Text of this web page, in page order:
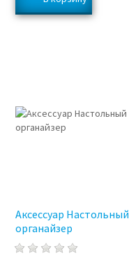
Аксессуар Настольный
органайзер